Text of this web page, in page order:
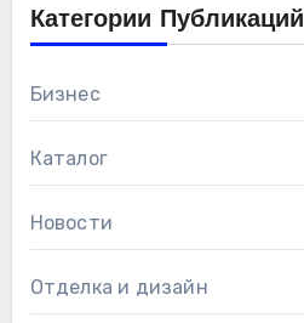
Категории Публикаций
Бизнес
Каталог
Новости
Отделка и дизайн